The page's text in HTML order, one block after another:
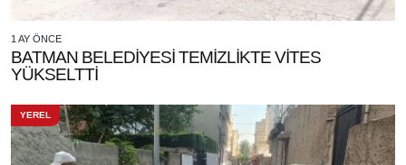
1 AY ÖNCE
BATMAN BELEDİYESİ TEMİZLİKTE VİTES
YÜKSELTTİ
YEREL